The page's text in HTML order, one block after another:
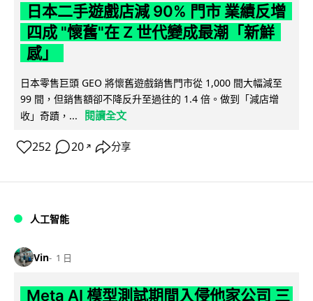
日本二手遊戲店減 90% 門市 業績反增
四成 "懷舊"在 Z 世代變成最潮「新鮮
感」
日本零售巨頭 GEO 將懷舊遊戲銷售門市從 1,000 間大幅減至
99 間，但銷售額卻不降反升至過往的 1.4 倍。做到「減店增
收」奇蹟，...
閱讀全文
252 20 ↗ 分享
人工智能
Vin 1 日
Meta AI 模型測試期間入侵他家公司 三